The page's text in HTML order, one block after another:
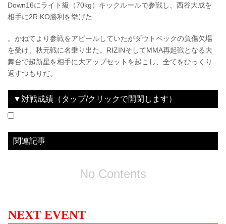
Down16にライト級（70kg）キックルールで参戦し、西谷大成を
相手に2R KO勝利を挙げた
。かねてより参戦をアピールしていたがダウトベックの負傷欠場
を受け、秋元戦に名乗り出た。RIZINそしてMMA再起戦となる大
舞台で超新星を相手に大アップセットを起こし、全てをひっくり
返すつもりだ。
▼対戦成績（タップ/クリックで開閉します）
関連記事
No Contents
NEXT EVENT